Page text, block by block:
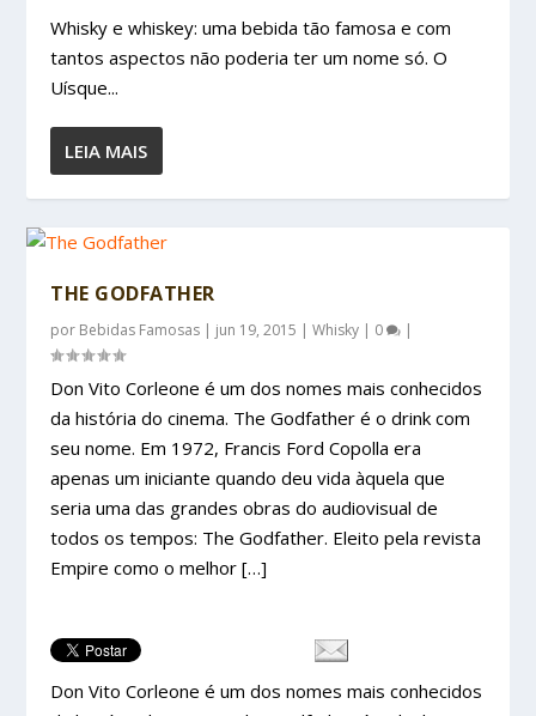
Whisky e whiskey: uma bebida tão famosa e com
tantos aspectos não poderia ter um nome só. O
Uísque...
LEIA MAIS
THE GODFATHER
por Bebidas Famosas | jun 19, 2015 |Whisky | 0 |
Don Vito Corleone é um dos nomes mais conhecidos
da história do cinema. The Godfather é o drink com
seu nome. Em 1972, Francis Ford Copolla era
apenas um iniciante quando deu vida àquela que
seria uma das grandes obras do audiovisual de
todos os tempos: The Godfather. Eleito pela revista
Empire como o melhor […]
Don Vito Corleone é um dos nomes mais conhecidos